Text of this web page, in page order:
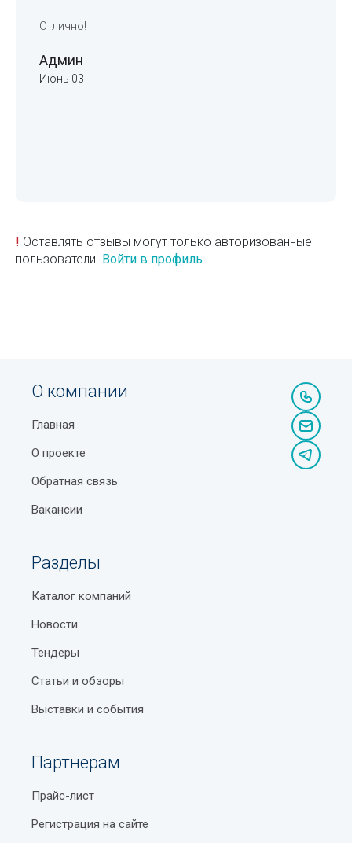
Отлично!
Админ
Июнь 03
! Оставлять отзывы могут только авторизованные
пользователи. Войти в профиль
О компании
Главная
О проекте
Обратная связь
Вакансии
Разделы
Каталог компаний
Новости
Тендеры
Статьи и обзоры
Выставки и события
Партнерам
Прайс-лист
Регистрация на сайте